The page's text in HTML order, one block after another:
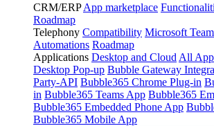
CRM/ERP App marketplace
Roadmap
Telephony Compatibility Microsoft
Automations Roadmap
Applications Desktop and Cloud All
Desktop Pop-up Bubble Gateway
Party-API Bubble365 Chrome Plug-in
in Bubble365 Teams App Bubble365
Bubble365 Embedded Phone App
Bubble365 Mobile App